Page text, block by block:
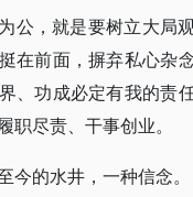
公，就是要树立大局
在前面，摒弃私心杂
、功成必定有我的责
职尽责、干事创业。
今的水井，一种信念。